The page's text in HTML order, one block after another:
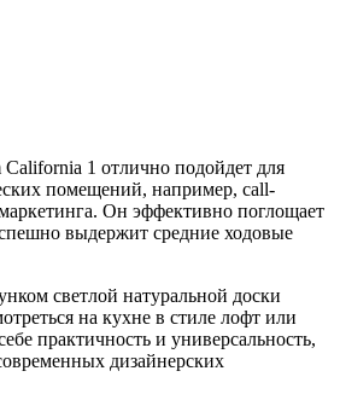
California 1 отлично подойдет для
помещений, например, call-
Он эффективно поглощает
выдержит средние ходовые
светлой натуральной доски
на кухне в стиле лофт или
практичность и универсальность,
дизайнерских